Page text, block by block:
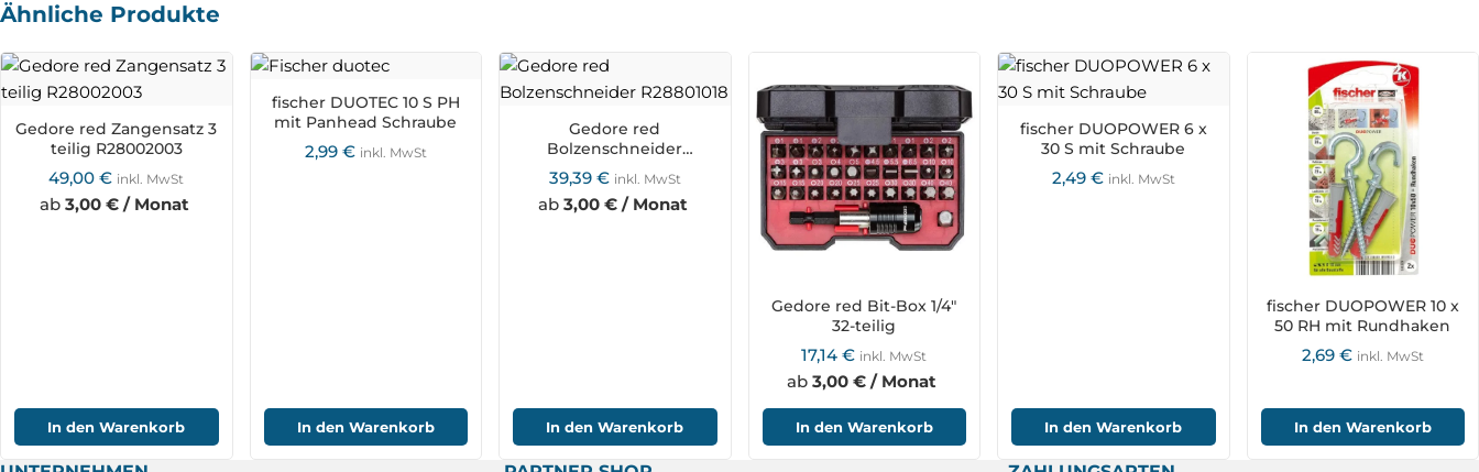
Ähnliche Produkte
Gedore red Zangensatz 3
teilig R28002003
49,00€ inkl. MwSt
ab 3,00 € / Monat
In den Warenkorb
fischer DUOTEC 10 S PH
mit Panhead Schraube
2,99 € inkl. MwSt
In den Warenkorb
Gedore red
Bolzenschneider
R28801018
39,39 € inkl. MwSt
ab 3,00 € / Monat
In den Warenkorb
Gedore red Bit-Box 1/4"
32-teilig
17,14€ inkl. MwSt
ab3,00 € / Monat
In den Warenkorb
fischer DUOPOWER 6 x
30 S mit Schraube
2,49 € inkl. MwSt
In den Warenkorb
fischer DUOPOWER 10 x
50 RH mit Rundhaken
2,69 € inkl. MwSt
In den Warenkorb